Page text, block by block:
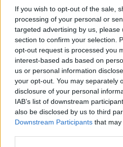
If you wish to opt-out of the sale,
processing of your personal or
targeted advertising by us, please
section to confirm your selection.
opt-out request is processed you
interest-based ads based on
us or personal information
your opt-out. You may separately
disclosure of your personal
IAB’s list of downstream
also be disclosed by us to third
Downstream Participants that
naudingumo balus.
Susiję straipsniai